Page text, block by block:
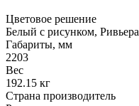
Цветовое решение
Белый с рисунком, Ривьера
Габариты, мм
2203
Вес
192.15 кг
Страна производитель